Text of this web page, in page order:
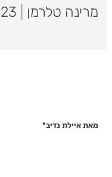
מרינה טלרמן
מאת איילת נדיב*